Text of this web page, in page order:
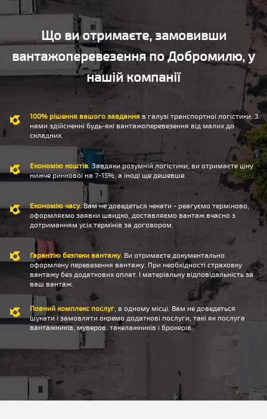
Що ви отримаєте, замовивши
вантажоперевезення по Добромилю, у
нашій компанії
100% рішення вашого завданняв галузі транспортної логістики. З
нами здійсненні будь-які вантажоперевезення від малих до
складних.
Економію коштів . Завдяки розумній логістики, ви отримаєте ціну
нижче ринкової на 7-15%, а іноді ще дешевше.
Економію часу. Вам не доведеться чекати - реагуємо терміново,
оформляємо заявки швидко, доставляємо вантаж вчасно з
дотриманням усіх термінів за договором.
Гарантію безпеки вантажу. Ви отримаєте документально
оформлену перевезення вантажу. При необхідності страховку
вантажу без додаткових оплат. І матеріальну відповідальність за
ваш вантаж.
Повний комплекс послуг , в одному місці. Вам не доведеться
шукати і замовляти окремо додаткові послуги, такі як послуга
вантажників, муверов, такелажників і брокерів.